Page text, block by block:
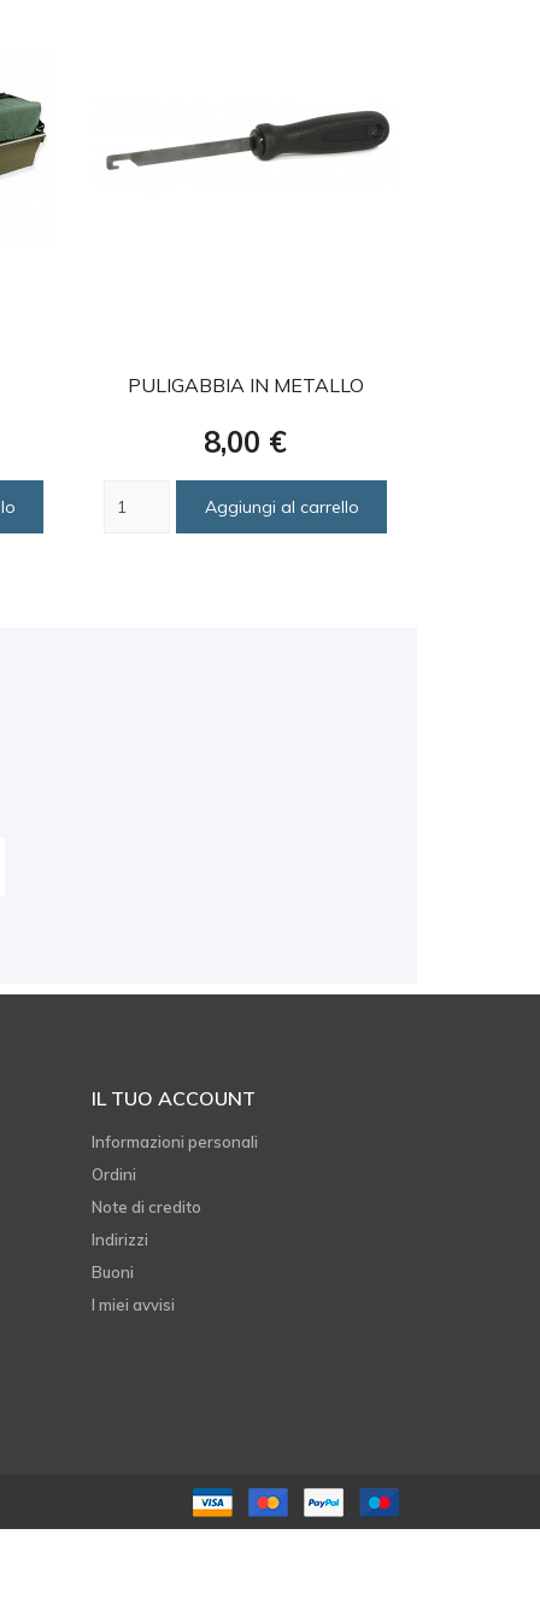
favorite
PULIGABBIA IN METALLO
Prezzo
8,00 €
Aggiungi al carrello
IL TUO ACCOUNT
Informazioni personali
Ordini
Note di credito
Indirizzi
Buoni
I miei avvisi